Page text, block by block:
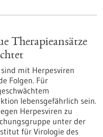
Therapieansätze
mit Herpesviren
Folgen. Für
lebensgefährlich sein.
Herpesviren zu
unter der
für Virologie des